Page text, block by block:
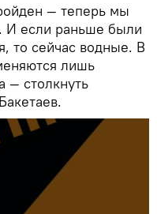
— теперь мы
И если раньше были
то сейчас водные. В
лишь
— столкнуть